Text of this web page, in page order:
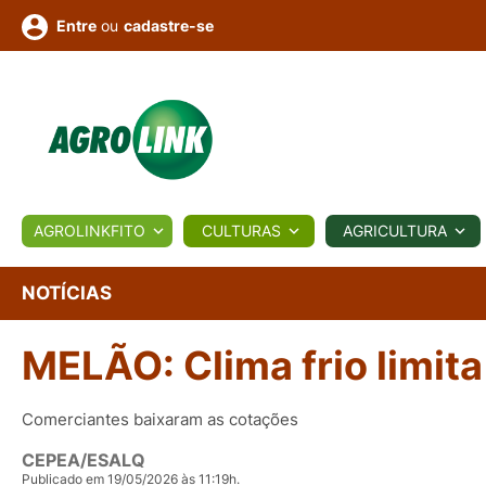
BIOLÓGICOS COTAÇÕES NOTÍCIAS
Conversor Colunistas Eventos
Fotos
Vídeos
Entre ou cadastre-se
AGROLINKFITO CULTURAS AGRICULTURA
NOTÍCIAS
MELÃO: Clima frio
Comerciantes baixaram as cotações
CEPEA/ESALQ
Publicado em 19/05/2026 às 11:19h.